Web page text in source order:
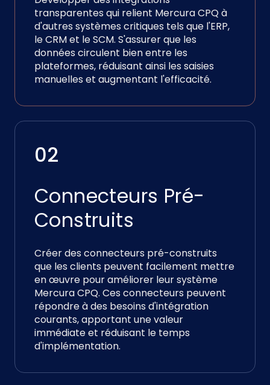
transparentes qui relient Mercura CPQ à
d'autres systèmes critiques tels que l'ERP,
le CRM et le SCM. S'assurer que les
données circulent bien entre les
plateformes, réduisant ainsi les saisies
manuelles et augmentant l'efficacité.
02
Connecteurs Pré-
Construits
Créer des connecteurs pré-construits
que les clients peuvent facilement mettre
en œuvre pour améliorer leur système
Mercura CPQ. Ces connecteurs peuvent
répondre à des besoins d'intégration
courants, apportant une valeur
immédiate et réduisant le temps
d'implémentation.